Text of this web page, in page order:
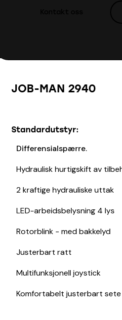
JOB-MAN 2940
Standardutstyr:
Differensialspærre.
Hydraulisk hurtigskift av
2 kraftige hydrauliske uttak
LED-arbeidsbelysning 4 lys
Rotorblink - med bakkelyd
Justerbart ratt
Multifunksjonell joystick
Komfortabelt justerbart sete